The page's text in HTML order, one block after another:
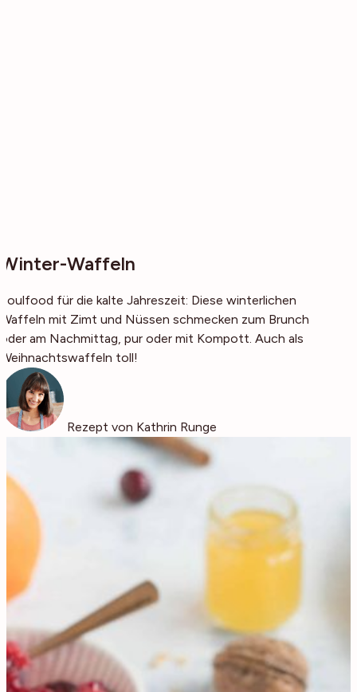
Winter-Waffeln
Soulfood für die kalte Jahreszeit: Diese winterlichen
Waffeln mit Zimt und Nüssen schmecken zum Brunch
oder am Nachmittag, pur oder mit Kompott. Auch als
Weihnachtswaffeln toll!
Rezept von Kathrin Runge